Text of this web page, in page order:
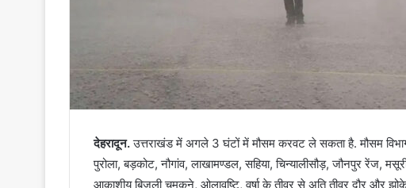
देहरादून.उत्तराखंड में अगले 3 घंटों में मौसम करवट ले सकता है. मौसम
पुरोला, बड़कोट, नौगांव, लाखामण्डल, सहिया, चिन्यालीसौड़, जौनपुर रेंज,
आकाशीय बिजली चमकने, ओलावृष्टि, वर्षा के तीव्र से अति तीव्र दौर और